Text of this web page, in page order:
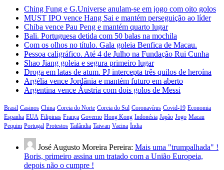
Ching Fung e G.Universe anulam-se em jogo com oito golos
MUST IPO vence Hang Sai e mantém perseguição ao líder
Chiba vence Pau Peng e mantém quarto lugar
Bali. Portuguesa detida com 50 balas na mochila
Com os olhos no título. Gala goleia Benfica de Macau.
Pessoa caligráfico. Até 4 de Julho na Fundação Rui Cunha
Shao Jiang goleia e segura primeiro lugar
Droga em latas de atum. PJ intercepta três quilos de heroína
Argélia vence Jordânia e mantém futuro em aberto
Argentina vence Áustria com dois golos de Messi
Brasil Casinos China Coreia do Norte Coreia do Sul Coronavírus Covid-19 Economia
Espanha EUA Filipinas França Governo Hong Kong Indonésia Japão Jogo Macau
Pequim Portugal Protestos Tailândia Taiwan Vacina Índia
José Augusto Moreira Pereira: Mais uma "trumpalhada" !
Boris, primeiro assina um tratado com a União Europeia,
depois não o cumpre !